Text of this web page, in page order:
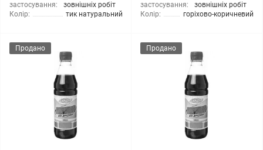
застосування:
зовнішніх робіт
Колір:
тик натуральний
застосування:
зовнішніх робіт
Колір:
горіхово-коричневий
Продано Продано